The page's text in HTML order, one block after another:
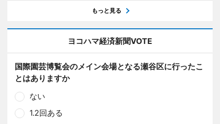
もっと見る
ヨコハマ経済新聞VOTE
国際園芸博覧会のメイン会場となる瀬谷区に行ったこ
とはありますか
ない
1.2回ある